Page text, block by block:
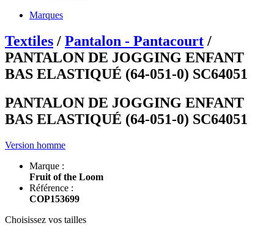
Marques
Textiles / Pantalon - Pantacourt /
PANTALON DE JOGGING ENFANT
BAS ELASTIQUÉ (64-051-0) SC64051
PANTALON DE JOGGING ENFANT
BAS ELASTIQUÉ (64-051-0) SC64051
Version homme
Marque :
Fruit of the Loom
Référence :
COP153699
Choisissez vos tailles